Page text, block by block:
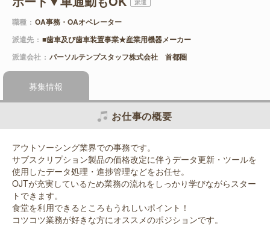
職種
OA事務・OAオペレーター
派遣先
■歯車及び歯車装置事業★産業用機器メーカー
派遣会社
パーソルテンプスタッフ株式会社 首都圏
募集情報
お仕事の概要
アウトソーシング業界での事務です。
サブスクリプション製品の価格改定に伴うデータ更新・ツールを
使用したデータ処理・進捗管理などをお任せ。
OJTが充実しているため業務の流れをしっかり学びながらスター
トできます。
食堂を利用できるところもうれしいポイント！
コツコツ業務が好きな方にオススメのポジションです。